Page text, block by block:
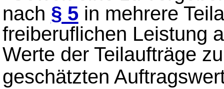
nach § 5in mehrere
freiberuflichen Leistung
Werte der Teilaufträge
geschätzten